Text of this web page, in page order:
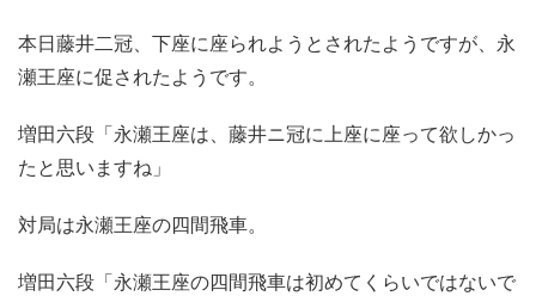
本日藤井二冠、下座に座られようとされたようですが、永
瀬王座に促されたようです。
増田六段「永瀬王座は、藤井ニ冠に上座に座って欲しかっ
たと思いますね」
対局は永瀬王座の四間飛車。
増田六段「永瀬王座の四間飛車は初めてくらいではないで